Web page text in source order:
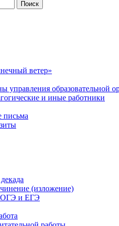
ветер»
управления образовательной
и иные работники
письма
(изложение)
ОГЭ и ЕГЭ